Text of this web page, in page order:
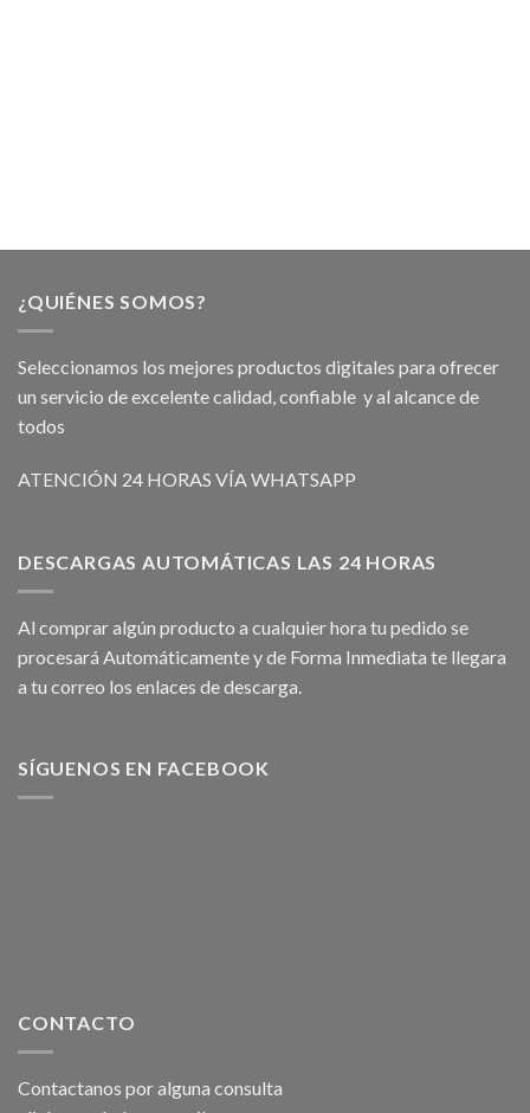
¿QUIÉNES SOMOS?
Seleccionamos los mejores productos digitales para ofrecer
un servicio de excelente calidad, confiable y al alcance de
todos
ATENCIÓN 24 HORAS VÍA WHATSAPP
DESCARGAS AUTOMÁTICAS LAS 24 HORAS
Al comprar algún producto a cualquier hora tu pedido se
procesará Automáticamente y de Forma Inmediata te llegara
a tu correo los enlaces de descarga.
SÍGUENOS EN FACEBOOK
CONTACTO
Contactanos por alguna consulta